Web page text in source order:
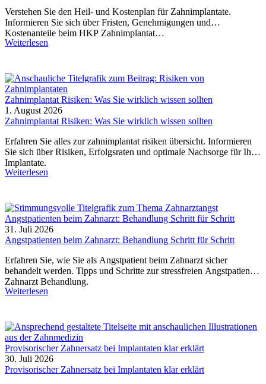
Verstehen Sie den Heil- und Kostenplan für Zahnimplantate.
Informieren Sie sich über Fristen, Genehmigungen und
Kostenanteile beim HKP Zahnimplantat…
Weiterlesen
Zahnimplantat Risiken: Was Sie wirklich wissen sollten
1. August 2026
Zahnimplantat Risiken: Was Sie wirklich wissen sollten
Erfahren Sie alles zur zahnimplantat risiken übersicht. Informieren
Sie sich über Risiken, Erfolgsraten und optimale Nachsorge für Ihre
Implantate.
Weiterlesen
Angstpatienten beim Zahnarzt: Behandlung Schritt für Schritt
31. Juli 2026
Angstpatienten beim Zahnarzt: Behandlung Schritt für Schritt
Erfahren Sie, wie Sie als Angstpatient beim Zahnarzt sicher
behandelt werden. Tipps und Schritte zur stressfreien Angstpatient
Zahnarzt Behandlung.
Weiterlesen
Provisorischer Zahnersatz bei Implantaten klar erklärt
30. Juli 2026
Provisorischer Zahnersatz bei Implantaten klar erklärt